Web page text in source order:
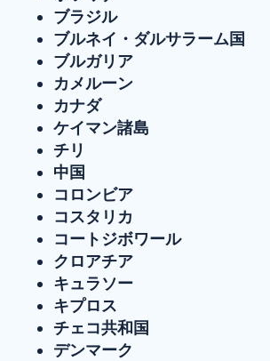
ブラジル
ブルネイ・ダルサラーム国
ブルガリア
カメルーン
カナダ
ケイマン諸島
チリ
中国
コロンビア
コスタリカ
コートジボワール
クロアチア
キュラソー
キプロス
チェコ共和国
デンマーク